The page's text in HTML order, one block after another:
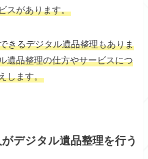
スがあります。
きるデジタル遺品整理もありま
遺品整理の仕方やサービスにつ
します。
デジタル遺品整理を行う